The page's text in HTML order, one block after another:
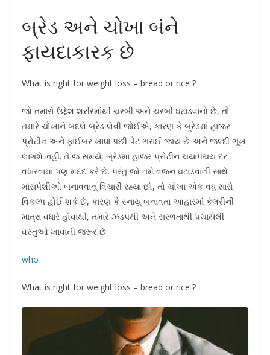
બ્રેડ અને ચોખા બંને
ફાયદાકારક છે
What is right for weight loss – bread or rice ?
જો તમારો ઉદ્દેશ શરીરમાંથી ચરબી અને ચરબી ઘટાડવાનો છે, તો
તમારે ચોખાને બદલે બ્રેડ લેવી જોઈએ, કારણ કે બ્રેડમાં હાજર
પ્રોટીન અને ફાઈબર ખાધા પછી પેટ ભરાઈ જાય છે અને જલ્દી ભૂખ
લાગશે નહીં. તે જ સમયે, બ્રેડમાં હાજર પ્રોટીન ચયાપચય દર
વધારવામાં પણ મદદ કરે છે. પરંતુ જો તમે વજન ઘટાડવાની સાથે
માંસપેશીઓ બનાવવાનું વિચારી રહ્યા છો, તો ચોખા એક વધુ સારો
વિકલ્પ હોઈ શકે છે, કારણ કે સ્નાયુ બનાવતા આહારમાં કેલરીની
માત્રા વધારે હોવાથી, તમારે ઝડપથી અને સરળતાથી પચાયેલી
વસ્તુઓ ખાવાની જરૂર છે.
who
What is right for weight loss – bread or rice ?